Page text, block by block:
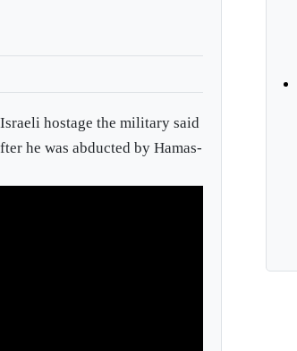
hostage the military said
he was abducted by Hamas-